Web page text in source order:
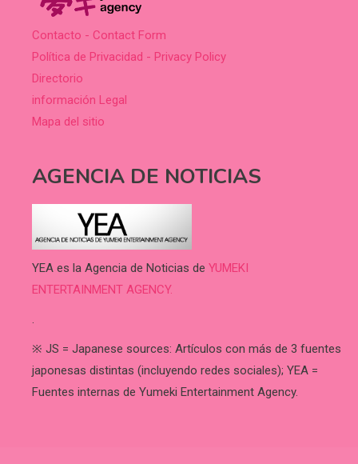
Contacto - Contact Form
Política de Privacidad - Privacy Policy
Directorio
información Legal
Mapa del sitio
AGENCIA DE NOTICIAS
YEA es la Agencia de Noticias de YUMEKI
ENTERTAINMENT AGENCY.
.
※ JS = Japanese sources: Artículos con más de 3 fuentes
japonesas distintas (incluyendo redes sociales); YEA =
Fuentes internas de Yumeki Entertainment Agency.